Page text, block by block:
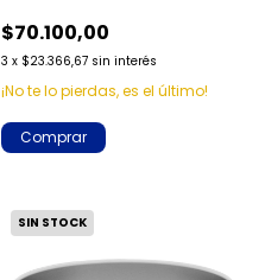
Plateado
$70.100,00
3 x $23.366,67 sin interés
¡No te lo pierdas, es el último!
SIN STOCK